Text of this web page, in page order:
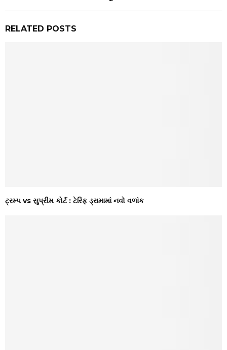
RELATED POSTS
ટ્રમ્પ vs સુપ્રીમ કોર્ટ : ટેરિફ ડ્રામામાં નવો વળાંક